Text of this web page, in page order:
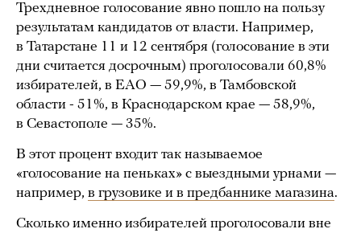
Трехдневное голосование явно пошло на пользу
результатам кандидатов от власти. Например,
в Татарстане 11 и 12 сентября (голосование в эти
дни считается досрочным) проголосовали 60,8%
избирателей, в ЕАО — 59,9%, в Тамбовской
области - 51%, в Краснодарском крае — 58,9%,
в Севастополе — 35%.
В этот процент входит так называемое
«голосование на пеньках» с выездными урнами —
например, в грузовике и в предбаннике магазина.
Сколько именно избирателей проголосовали вне